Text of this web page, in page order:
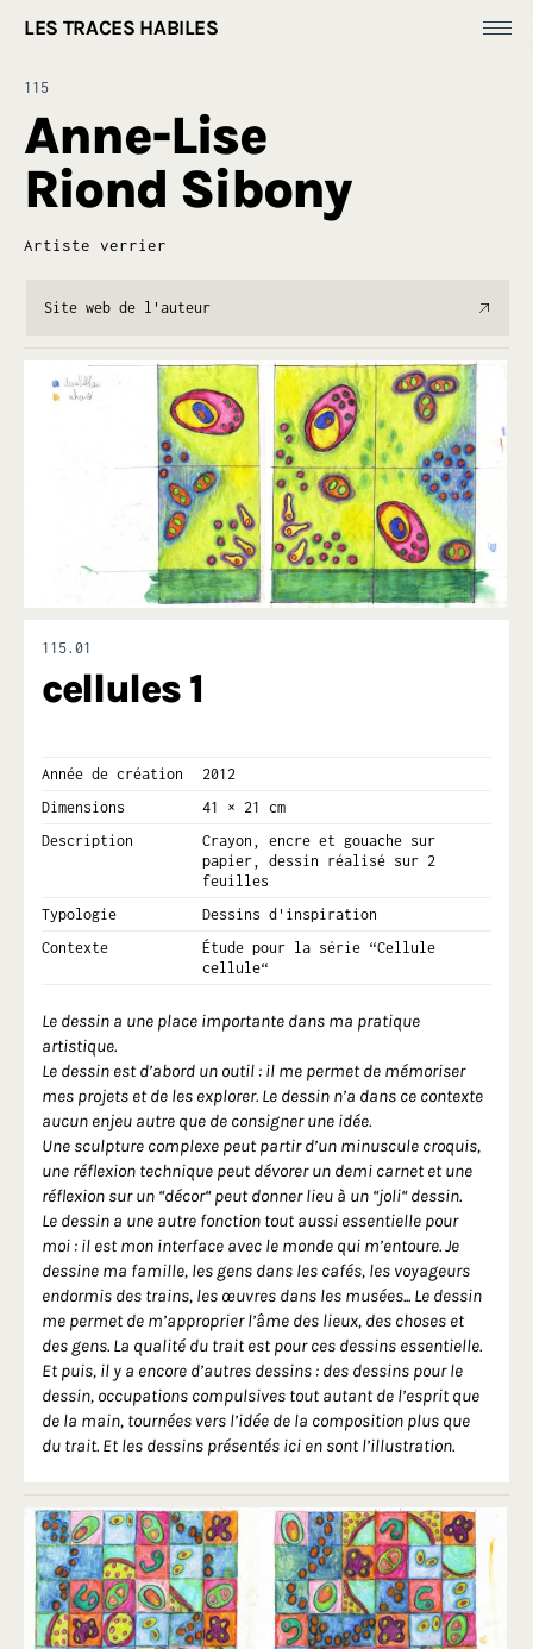
LES TRACES HABILES
Fonds Dess(e)ins
Productions
[
Ressources ]
À propos
115
Anne-Lise
Riond Sibony
Artiste verrier
Site web de l'auteur
115.01
cellules 1
Année de création
2012
Dimensions
41 × 21 cm
Description
Crayon, encre et gouache sur
papier, dessin réalisé sur 2
feuilles
Typologie
Dessins d'inspiration
Contexte
Étude pour la série “Cellule
cellule“
Le dessin a une place importante dans ma pratique
artistique.
Le dessin est d’abord un outil : il me permet de mémoriser
mes projets et de les explorer. Le dessin n’a dans ce contexte
aucun enjeu autre que de consigner une idée.
Une sculpture complexe peut partir d’un minuscule croquis,
une réflexion technique peut dévorer un demi carnet et une
réflexion sur un “décor“ peut donner lieu à un “joli“ dessin.
Le dessin a une autre fonction tout aussi essentielle pour
moi : il est mon interface avec le monde qui m’entoure. Je
dessine ma famille, les gens dans les cafés, les voyageurs
endormis des trains, les œuvres dans les musées... Le dessin
me permet de m’approprier l’âme des lieux, des choses et
des gens. La qualité du trait est pour ces dessins essentielle.
Et puis, il y a encore d’autres dessins : des dessins pour le
dessin, occupations compulsives tout autant de l’esprit que
de la main, tournées vers l’idée de la composition plus que
du trait. Et les dessins présentés ici en sont l’illustration.